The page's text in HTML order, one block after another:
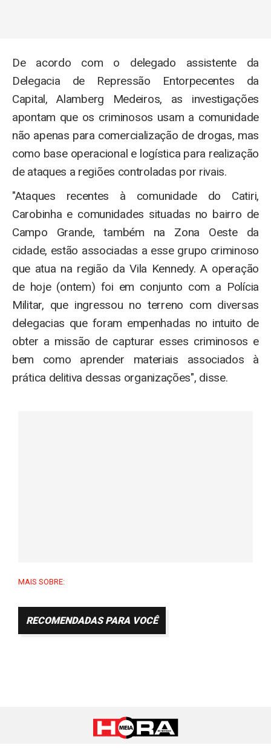
De acordo com o delegado assistente da
Delegacia de Repressão Entorpecentes da
Capital, Alamberg Medeiros, as investigações
apontam que os criminosos usam a comunidade
não apenas para comercialização de drogas, mas
como base operacional e logística para realização
de ataques a regiões controladas por rivais.
"Ataques recentes à comunidade do Catiri,
Carobinha e comunidades situadas no bairro de
Campo Grande, também na Zona Oeste da
cidade, estão associadas a esse grupo criminoso
que atua na região da Vila Kennedy. A operação
de hoje (ontem) foi em conjunto com a Polícia
Militar, que ingressou no terreno com diversas
delegacias que foram empenhadas no intuito de
obter a missão de capturar esses criminosos e
bem como aprender materiais associados à
prática delitiva dessas organizações", disse.
MAIS SOBRE:
RECOMENDADAS PARA VOCÊ